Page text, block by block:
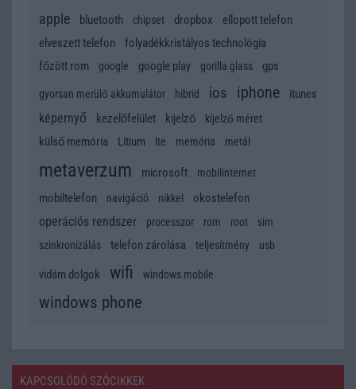
apple bluetooth chipset dropbox
ellopott telefon
elveszett telefon
folyadékkristályos technológia
főzött rom
google google play gorilla glass gps
gyorsan merülő akkumulátor hibrid ios iphone itunes
képernyő kezelőfelület kijelző kijelző méret
külső memória Litium lte memória metál
metaverzum microsoft mobilinternet
mobiltelefon navigáció nikkel okostelefon
operációs rendszer processzor rom root
sim
szinkronizálás
telefon zárolása teljesítmény usb
vidám dolgok wifi windows mobile
windows phone
KAPCSOLÓDÓ SZÓCIKKEK